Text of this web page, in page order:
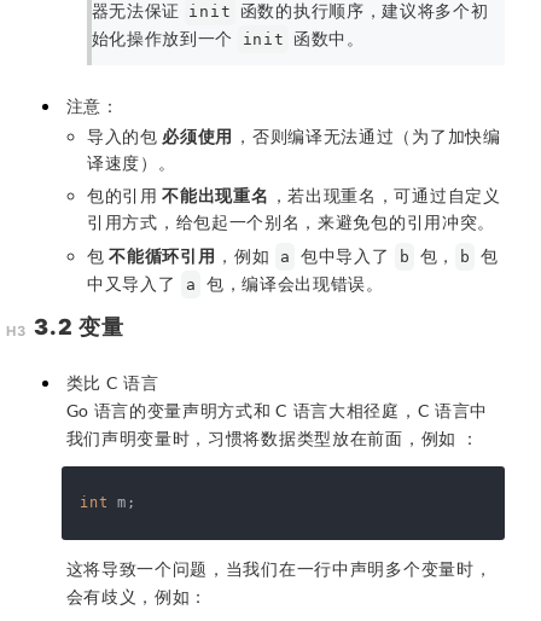
器无法保证 init
函数的执行顺序，建议将多个初
始化操作放到一个
init 函数中。
注意：
导入的包 必须使用 ，否则编译无法通过（为了加快编
译速度）。
包的引用 不能出现重名 ，若出现重名，可通过自定义
引用方式，给包起一个别名，来避免包的引用冲突。
包 不能循环引用 ，例如 a 包中导入了 b 包， b
包
中又导入了
a 包，编译会出现错误。
3.2 变量
类比 C 语言
Go 语言的变量声明方式和 C 语言大相径庭，C 语言中
我们声明变量时，习惯将数据类型放在前面，例如 ：
int
这将导致一个问题，当我们在一行中声明多个变量时，
会有歧义，例如：